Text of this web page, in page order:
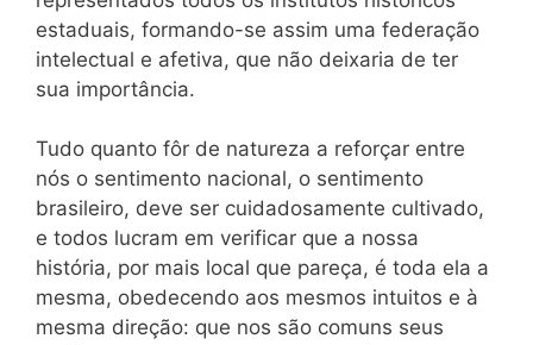
estaduais, formando-se assim uma federação
intelectual e afetiva, que não deixaria de ter
sua importância.
Tudo quanto fôr de natureza a reforçar entre
nós o sentimento nacional, o sentimento
brasileiro, deve ser cuidadosamente cultivado,
e todos lucram em verificar que a nossa
história, por mais local que pareça, é toda ela a
mesma, obedecendo aos mesmos intuitos e à
mesma direção: que nos são comuns seus